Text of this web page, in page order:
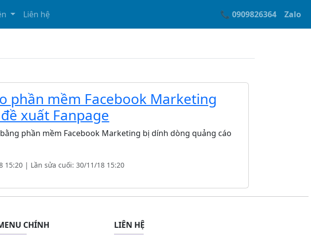
Liên hệ 📞 0909826364 Zalo
phần mềm Facebook Marketing
xuất Fanpage
phần mềm Facebook Marketing bị dính dòng quảng cáo
15:20 | Lần sửa cuối: 30/11/18 15:20
CHÍNH LIÊN HỆ